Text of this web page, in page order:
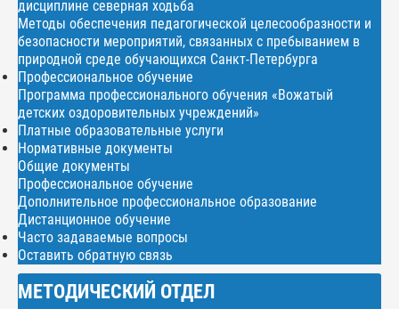
дисциплине северная ходьба
Методы обеспечения педагогической целесообразности и
безопасности мероприятий, связанных с пребыванием в
природной среде обучающихся Санкт-Петербурга
Профессиональное обучение
Программа профессионального обучения «Вожатый
детских оздоровительных учреждений»
Платные образовательные услуги
Нормативные документы
Общие документы
Профессиональное обучение
Дополнительное профессиональное образование
Дистанционное обучение
Часто задаваемые вопросы
Оставить обратную связь
МЕТОДИЧЕСКИЙ ОТДЕЛ